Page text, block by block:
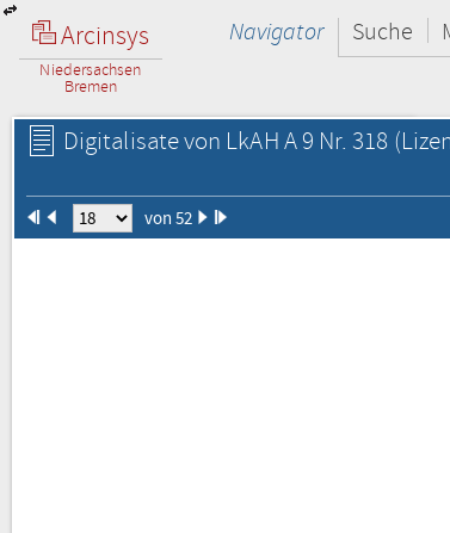
Arcinsys
Niedersachsen
Bremen
Navigator Suche
Digitalisate von LkAH A 9 Nr. 318
von 52